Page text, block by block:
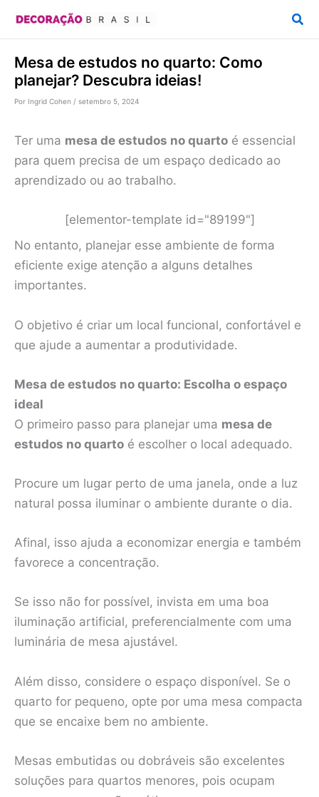
conteúdo
Mesa de estudos no quarto: Como
planejar? Descubra ideias!
Por Ingrid Cohen / setembro 5, 2024
Ter uma mesa de estudos no quarto é essencial
para quem precisa de um espaço dedicado ao
aprendizado ou ao trabalho.
[elementor-template id="89199"]
No entanto, planejar esse ambiente de forma
eficiente exige atenção a alguns detalhes
importantes.
O objetivo é criar um local funcional, confortável e
que ajude a aumentar a produtividade.
Mesa de estudos no quarto: Escolha o espaço
ideal
O primeiro passo para planejar uma mesa de
estudos no quarto é escolher o local adequado.
Procure um lugar perto de uma janela, onde a luz
natural possa iluminar o ambiente durante o dia.
Afinal, isso ajuda a economizar energia e também
favorece a concentração.
Se isso não for possível, invista em uma boa
iluminação artificial, preferencialmente com uma
luminária de mesa ajustável.
Além disso, considere o espaço disponível. Se o
quarto for pequeno, opte por uma mesa compacta
que se encaixe bem no ambiente.
Mesas embutidas ou dobráveis são excelentes
soluções para quartos menores, pois ocupam